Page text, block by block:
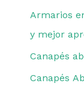
Armarios
y mejor
Canapés
Canapés